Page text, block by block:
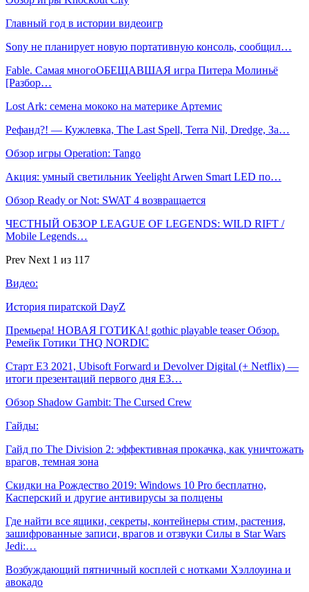
Главный год в истории видеоигр
Sony не планирует новую портативную консоль, сообщил…
Fable. Самая многоОБЕЩАВШАЯ игра Питера Молиньё
[Разбор…
Lost Ark: cемена мококо на материке Артемис
Рефанд?! — Кужлевка, The Last Spell, Terra Nil, Dredge, За…
Обзор игры Operation: Tango
Акция: умный светильник Yeelight Arwen Smart LED по…
Обзор Ready or Not: SWAT 4 возвращается
ЧЕСТНЫЙ ОБЗОР LEAGUE OF LEGENDS: WILD RIFT /
Mobile Legends…
Prev Next 1 из 117
Видео:
История пиратской DayZ
Премьера! НОВАЯ ГОТИКА! gothic playable teaser Обзор.
Ремейк Готики THQ NORDIC
Старт E3 2021, Ubisoft Forward и Devolver Digital (+ Netflix) —
итоги презентаций первого дня E3…
Обзор Shadow Gambit: The Cursed Crew
Гайды:
Гайд по The Division 2: эффективная прокачка, как уничтожать
врагов, темная зона
Скидки на Рождество 2019: Windows 10 Pro бесплатно,
Касперский и другие антивирусы за полцены
Где найти все ящики, секреты, контейнеры стим, растения,
зашифрованные записи, врагов и отзвуки Силы в Star Wars
Jedi:…
Возбуждающий пятничный косплей с нотками Хэллоуина и
авокадо